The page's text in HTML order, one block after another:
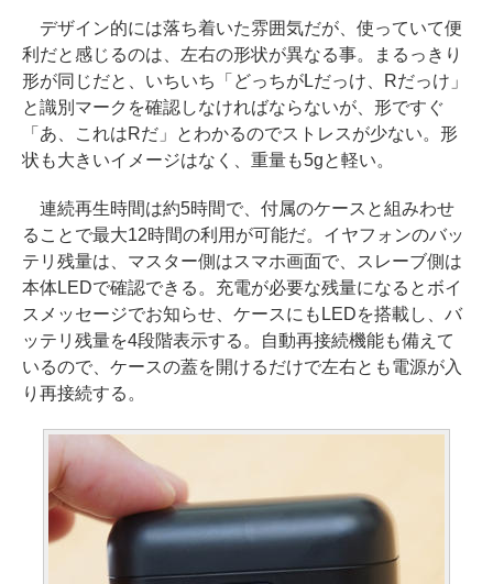
デザイン的には落ち着いた雰囲気だが、使っていて便
利だと感じるのは、左右の形状が異なる事。まるっきり
形が同じだと、いちいち「どっちがLだっけ、Rだっけ」
と識別マークを確認しなければならないが、形ですぐ
「あ、これはRだ」とわかるのでストレスが少ない。形
状も大きいイメージはなく、重量も5gと軽い。
連続再生時間は約5時間で、付属のケースと組みわせ
ることで最大12時間の利用が可能だ。イヤフォンのバッ
テリ残量は、マスター側はスマホ画面で、スレーブ側は
本体LEDで確認できる。充電が必要な残量になるとボイ
スメッセージでお知らせ、ケースにもLEDを搭載し、バ
ッテリ残量を4段階表示する。自動再接続機能も備えて
いるので、ケースの蓋を開けるだけで左右とも電源が入
り再接続する。